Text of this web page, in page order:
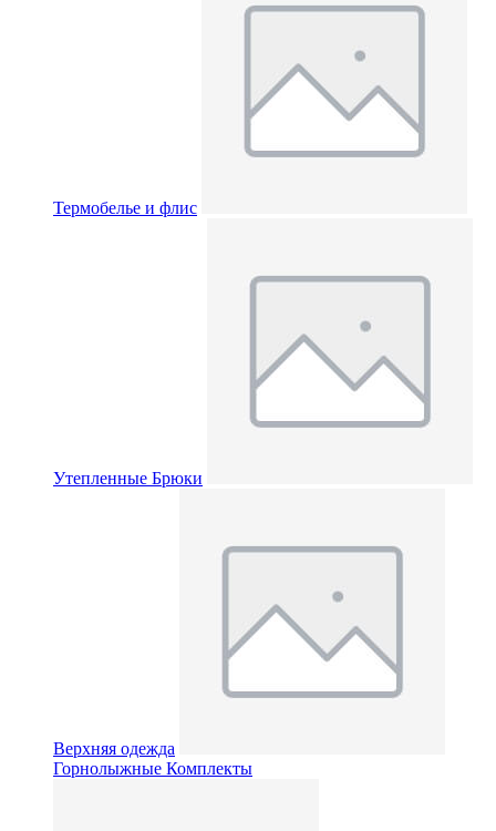
Термобелье и флис
Утепленные Брюки
Верхняя одежда
Горнолыжные Комплекты